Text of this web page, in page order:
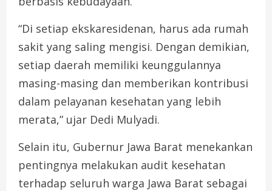
“Di setiap ekskaresidenan, harus ada rumah
sakit yang saling mengisi. Dengan demikian,
setiap daerah memiliki keunggulannya
masing-masing dan memberikan kontribusi
dalam pelayanan kesehatan yang lebih
merata,” ujar Dedi Mulyadi.
Selain itu, Gubernur Jawa Barat menekankan
pentingnya melakukan audit kesehatan
terhadap seluruh warga Jawa Barat sebagai